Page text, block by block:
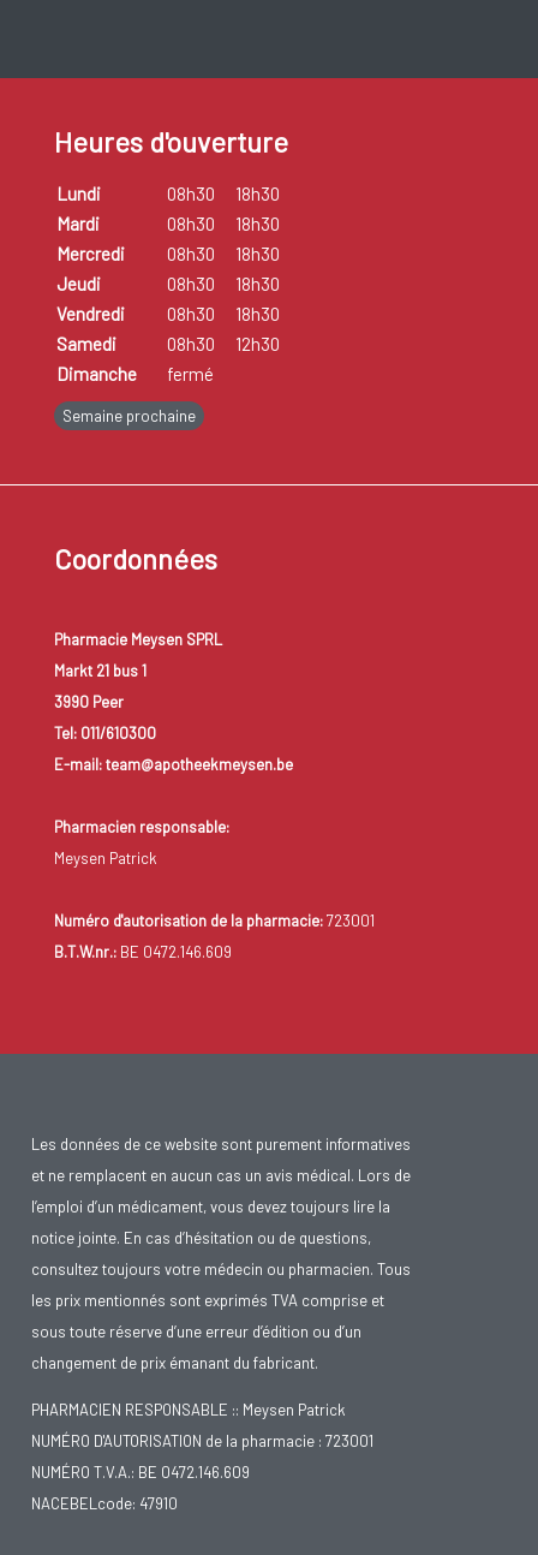
Heures d'ouverture
Lundi 08h30
18h30
Mardi
08h30
18h30
Mercredi
08h30
18h30
Jeudi
08h30
18h30
Vendredi
08h30
18h30
Samedi
08h30
12h30
Dimanche
fermé
Semaine prochaine
Coordonnées
Pharmacie Meysen SPRL
Markt 21 bus 1
3990 Peer
Tel: 011/610300
E-mail: team@apotheekmeysen.be
Pharmacien responsable:
Meysen Patrick
Numéro d'autorisation de la pharmacie:723001
B.T.W.nr.:BE 0472.146.609
Les données de ce website sont purement informatives
et ne remplacent en aucun cas un avis médical. Lors de
l’emploi d’un médicament, vous devez toujours lire la
notice jointe. En cas d’hésitation ou de questions,
consultez toujours votre médecin ou pharmacien. Tous
les prix mentionnés sont exprimés TVA comprise et
sous toute réserve d’une erreur d’édition ou d’un
changement de prix émanant du fabricant.
PHARMACIEN RESPONSABLE :: Meysen Patrick
NUMÉRO D'AUTORISATION de la pharmacie : 723001
NUMÉRO T.V.A.: BE 0472.146.609
NACEBELcode: 47910